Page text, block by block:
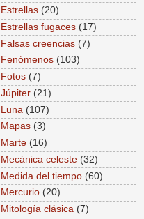
Estrellas (20)
Estrellas fugaces (17)
Falsas creencias (7)
Fenómenos (103)
Fotos (7)
Júpiter (21)
Luna (107)
Mapas (3)
Marte (16)
Mecánica celeste (32)
Medida del tiempo (60)
Mercurio (20)
Mitología clásica (7)